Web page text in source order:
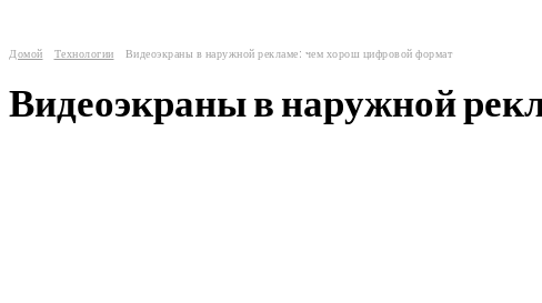
Домой Технологии Видеоэкраны в наружной рекламе: чем хорош цифровой формат
Видеоэкраны в наружной